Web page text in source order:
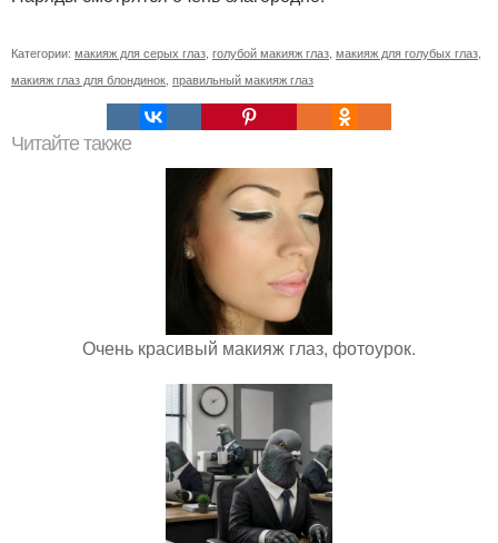
Категории: макияж для серых глаз голубой макияж глаз макияж для голубых глаз
макияж глаз для блондинок правильный макияж глаз
Читайте также
Очень красивый макияж глаз, фотоурок.